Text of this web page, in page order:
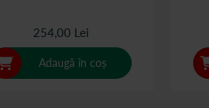
254,00 Lei
Adaugă în coș